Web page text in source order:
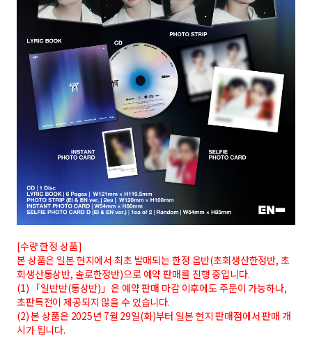
[수량 한정 상품]
본 상품은 일본 현지에서 최초 발매되는 한정 음반(초회생산한정반, 초
회생산통상반, 솔로한정반)으로 예약 판매를 진행 중입니다.
(1) 「일반반(통상반)」은 예약 판매 마감 이후에도 주문이 가능하나,
초판특전이 제공되지 않을 수 있습니다.
(2) 본 상품은 2025년 7월 29일(화)부터 일본 현지 판매점에서 판매 개
시가 됩니다.